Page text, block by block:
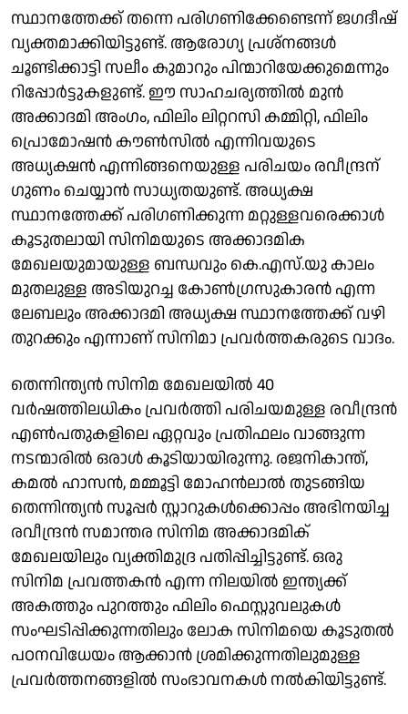
സ്ഥാനത്തേക്ക് തന്നെ പരിഗണിക്കേണ്ടെന്ന് ജഗദീഷ്
വ്യക്തമാക്കിയിട്ടുണ്ട്. ആരോഗ്യ പ്രശ്‌നങ്ങള്‍
ചൂണ്ടിക്കാട്ടി സലീം കുമാറും പിന്മാറിയേക്കുമെന്നും
റിപ്പോര്‍ട്ടുകളുണ്ട്. ഈ സാഹചര്യത്തില്‍ മുന്‍
അക്കാദമി അംഗം, ഫിലിം ലിറ്ററസി കമ്മിറ്റി, ഫിലിം
പ്രൊമോഷന്‍ കൗണ്‍സില്‍ എന്നിവയുടെ
അധ്യക്ഷന്‍ എന്നിങ്ങനെയുള്ള പരിചയം രവീന്ദ്രന്
ഗുണം ചെയ്യാന്‍ സാധ്യതയുണ്ട്. അധ്യക്ഷ
സ്ഥാനത്തേക്ക് പരിഗണിക്കുന്ന മറ്റുള്ളവരെക്കാള്‍
കൂടുതലായി സിനിമയുടെ അക്കാദമിക
മേഖലയുമായുള്ള ബന്ധവും കെ.എസ്.യു കാലം
മുതലുള്ള അടിയുറച്ച കോണ്‍ഗ്രസുകാരന്‍ എന്ന
ലേബലും അക്കാദമി അധ്യക്ഷ സ്ഥാനത്തേക്ക് വഴി
തുറക്കും എന്നാണ് സിനിമാ പ്രവര്‍ത്തകരുടെ വാദം.
തെന്നിന്ത്യന്‍ സിനിമ മേഖലയില്‍ 40
വര്‍ഷത്തിലധികം പ്രവര്‍ത്തി പരിചയമുള്ള രവീന്ദ്രന്‍
എണ്‍പതുകളിലെ ഏറ്റവും പ്രതിഫലം വാങ്ങുന്ന
നടന്മാരില്‍ ഒരാള്‍ കൂടിയായിരുന്നു. രജനികാന്ത്,
കമല്‍ ഹാസന്‍, മമ്മൂട്ടി മോഹന്‍ലാല്‍ തുടങ്ങിയ
തെന്നിന്ത്യന്‍ സൂപ്പര്‍ സ്റ്റാറുകള്‍ക്കൊപ്പം അഭിനയിച്ച
രവീന്ദ്രന്‍ സമാന്തര സിനിമ അക്കാദമിക്
മേഖലയിലും വ്യക്തിമുദ്ര പതിപ്പിച്ചിട്ടുണ്ട്. ഒരു
സിനിമ പ്രവത്തകന്‍ എന്ന നിലയില്‍ ഇന്ത്യക്ക്
അകത്തും പുറത്തും ഫിലിം ഫെസ്റ്റുവലുകള്‍
സംഘടിപ്പിക്കുന്നതിലും ലോക സിനിമയെ കൂടുതല്‍
പഠനവിധേയം ആക്കാന്‍ ശ്രമിക്കുന്നതിലുമുള്ള
പ്രവര്‍ത്തനങ്ങളില്‍ സംഭാവനകള്‍ നല്‍കിയിട്ടുണ്ട്.